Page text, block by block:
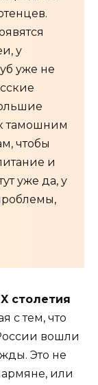
у
уже не
тамошним
чтобы
и
уже да, у
столетия
с тем, что
вошли
Это не
или